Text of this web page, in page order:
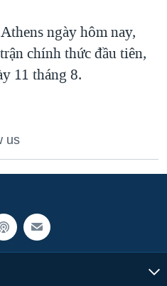
PHỦ VIỆT NAM
TRỘM HẢI SÂM
ngày hôm nay,
chính thức đầu tiên,
11 tháng 8.
us